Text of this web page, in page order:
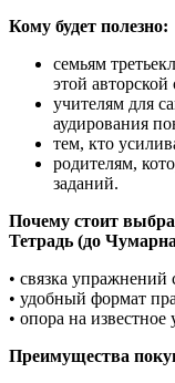
Кому будет полезно:
семьям
этой авторской
учителям для
аудирования
тем, кто
родителям,
заданий.
Почему стоит
Тетрадь (до
• связка
• удобный формат
• опора на известное
Преимущества